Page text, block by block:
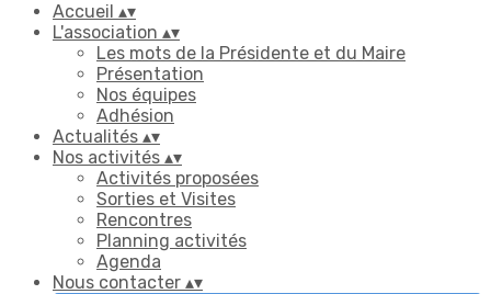
Accueil ▴▾
L'association ▴▾
Les mots de la Présidente et du Maire
Présentation
Nos équipes
Adhésion
Actualités ▴▾
Nos activités ▴▾
Activités proposées
Sorties et Visites
Rencontres
Planning activités
Agenda
Nous contacter ▴▾